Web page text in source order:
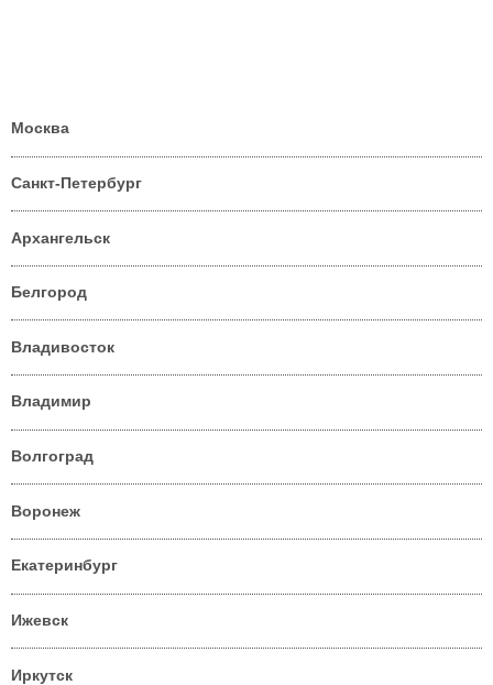
Москва
Санкт-Петербург
Архангельск
Белгород
Владивосток
Владимир
Волгоград
Воронеж
Екатеринбург
Ижевск
Иркутск